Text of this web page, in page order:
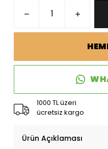
1000 TL üzeri
ücretsiz kargo
Ürün Açıklaması